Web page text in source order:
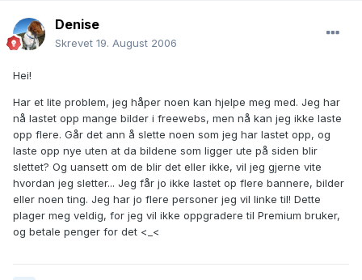
Denise
Skrevet 19. August 2006
Hei!
Har et lite problem, jeg håper noen kan hjelpe meg med. Jeg har
nå lastet opp mange bilder i freewebs, men nå kan jeg ikke laste
opp flere. Går det ann å slette noen som jeg har lastet opp, og
laste opp nye uten at da bildene som ligger ute på siden blir
slettet? Og uansett om de blir det eller ikke, vil jeg gjerne vite
hvordan jeg sletter... Jeg får jo ikke lastet op flere bannere, bilder
eller noen ting. Jeg har jo flere personer jeg vil linke til! Dette
plager meg veldig, for jeg vil ikke oppgradere til Premium bruker,
og betale penger for det <_<